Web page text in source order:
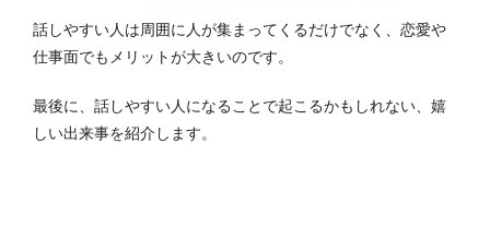
話しやすい人は周囲に人が集まってくるだけでなく、恋愛や
仕事面でもメリットが大きいのです。
最後に、話しやすい人になることで起こるかもしれない、嬉
しい出来事を紹介します。